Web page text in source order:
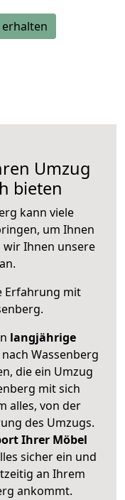
Umzug
bieten
kann viele
um Ihnen
wir Ihnen unsere
Erfahrung mit
.
langjährige
Wassenberg
die ein Umzug
mit sich
alles, von der
des Umzugs.
Ihrer Möbel
sicher ein und
an Ihrem
ankommt.